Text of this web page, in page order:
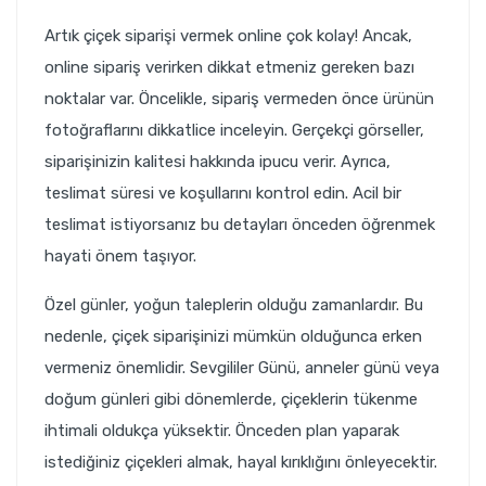
Artık çiçek siparişi vermek online çok kolay! Ancak,
online sipariş verirken dikkat etmeniz gereken bazı
noktalar var. Öncelikle, sipariş vermeden önce ürünün
fotoğraflarını dikkatlice inceleyin. Gerçekçi görseller,
siparişinizin kalitesi hakkında ipucu verir. Ayrıca,
teslimat süresi ve koşullarını kontrol edin. Acil bir
teslimat istiyorsanız bu detayları önceden öğrenmek
hayati önem taşıyor.
Özel günler, yoğun taleplerin olduğu zamanlardır. Bu
nedenle, çiçek siparişinizi mümkün olduğunca erken
vermeniz önemlidir. Sevgililer Günü, anneler günü veya
doğum günleri gibi dönemlerde, çiçeklerin tükenme
ihtimali oldukça yüksektir. Önceden plan yaparak
istediğiniz çiçekleri almak, hayal kırıklığını önleyecektir.